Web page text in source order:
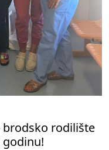
brodsko rodilište